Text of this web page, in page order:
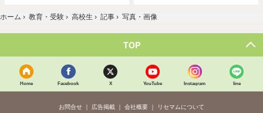
ホーム › 教育・受験 › 高校生 › 記事 › 写真・画像
TOP
Home Facebook X YouTube Instagram line
お問合せ 広告掲載 会社概要
リセマムについて